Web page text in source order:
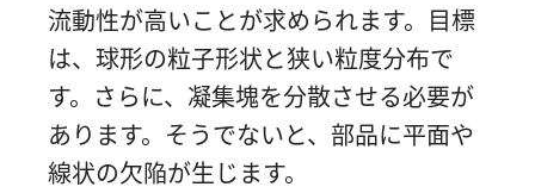
流動性が高いことが求められます。目標
は、球形の粒子形状と狭い粒度分布で
す。さらに、凝集塊を分散させる必要が
あります。そうでないと、部品に平面や
線状の欠陥が生じます。